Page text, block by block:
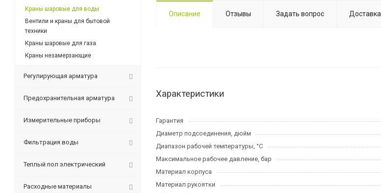
Описание Отзывы Задать вопрос Доставка
Характеристики
Гарантия
Диаметр подсоединения, дюйм
Диапазон рабочей температуры, °C
Максимальное рабочее давление, бар
Материал корпуса
Материал рукоятки
Краны шаровые для воды
Вентили и краны для бытовой
техники
Краны шаровые для газа
Краны незамерзающие
Регулирующая арматура
Предохранительная арматура
Измерительные приборы
Фильтрация воды
Теплый пол электрический
Расходные материалы